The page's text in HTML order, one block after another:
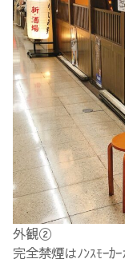
外観②
完全禁煙はﾉﾝｽﾓｰ